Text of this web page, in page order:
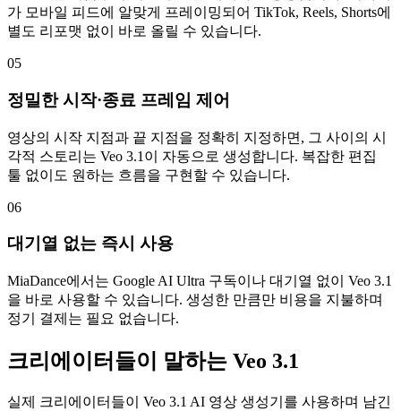
가 모바일 피드에 알맞게 프레이밍되어 TikTok, Reels, Shorts에
별도 리포맷 없이 바로 올릴 수 있습니다.
05
정밀한 시작·종료 프레임 제어
영상의 시작 지점과 끝 지점을 정확히 지정하면, 그 사이의 시
각적 스토리는 Veo 3.1이 자동으로 생성합니다. 복잡한 편집
툴 없이도 원하는 흐름을 구현할 수 있습니다.
06
대기열 없는 즉시 사용
MiaDance에서는 Google AI Ultra 구독이나 대기열 없이 Veo 3.1
을 바로 사용할 수 있습니다. 생성한 만큼만 비용을 지불하며
정기 결제는 필요 없습니다.
크리에이터들이 말하는 Veo 3.1
실제 크리에이터들이 Veo 3.1 AI 영상 생성기를 사용하며 남긴